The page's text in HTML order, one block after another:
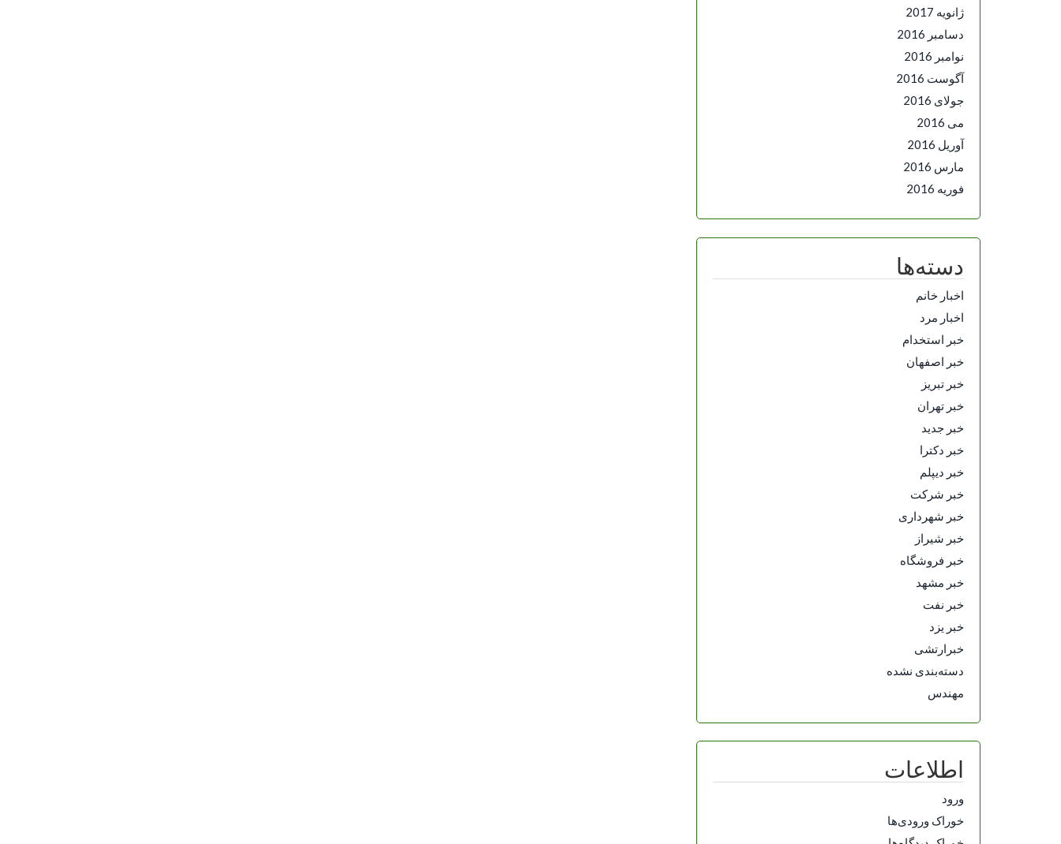
ژانویه 2017
دسامبر 2016
نوامبر 2016
آگوست 2016
جولای 2016
می 2016
آوریل 2016
مارس 2016
فوریه 2016
دسته‌ها
اخبار خانم
اخبار مرد
خبر استخدام
خبر اصفهان
خبر تبریز
خبر تهران
خبر جدید
خبر دکترا
خبر دیپلم
خبر شرکت
خبر شهرداری
خبر شیراز
خبر فروشگاه
خبر مشهد
خبر نفت
خبر یزد
خبرارتشی
دسته‌بندی نشده
مهندس
اطلاعات
ورود
خوراک ورودی‌ها